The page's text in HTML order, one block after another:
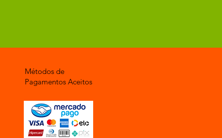
Métodos de
Pagamentos Aceitos